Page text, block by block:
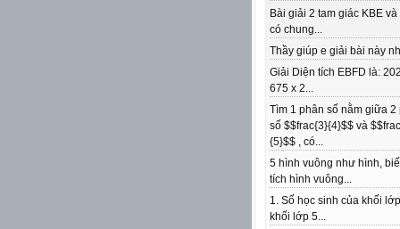
Bài giải 2 tam giác KBE và
có chung...
Thầy giúp e giải bài này
Giải Diện tích EBFD là:
675 x 2...
Tìm 1 phân số nằm giữa 2
số $$frac{3}{4}$$ và
{5}$$ , có...
5 hình vuông như hình,
tích hình vuông...
1. Số học sinh của khối
khối lớp 5...